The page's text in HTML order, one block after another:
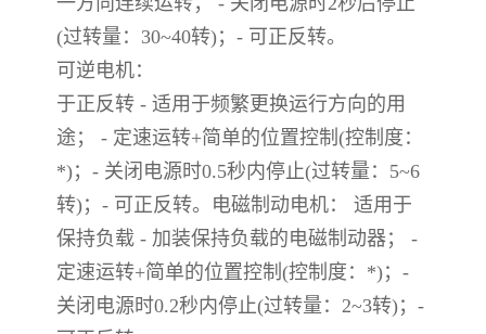
(过转量：30~40转)；- 可正反转。
可逆电机：
于正反转 - 适用于频繁更换运行方向的用
途； - 定速运转+简单的位置控制(控制度：
*)；- 关闭电源时0.5秒内停止(过转量：5~6
转)；- 可正反转。电磁制动电机： 适用于
保持负载 - 加装保持负载的电磁制动器； -
定速运转+简单的位置控制(控制度：*)；-
关闭电源时0.2秒内停止(过转量：2~3转)；-